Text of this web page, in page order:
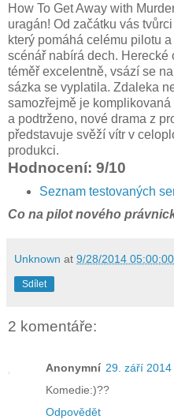
How To Get Away with
uragán! Od začátku vás
který pomáhá celému pilotu
scénář nabírá dech.
téměř excelentně, vsází se
sázka se vyplatila. Zdaleka
samozřejmě je
a podtrženo, nové drama z
představuje svěží vítr v
produkci.
Hodnocení: 9/10
Seznam testovaných
Co na pilot nového
Unknown at 9/28/2014
Sdílet
2 komentáře:
Anonymní 29. září
Komedie:)??
Odpovědět